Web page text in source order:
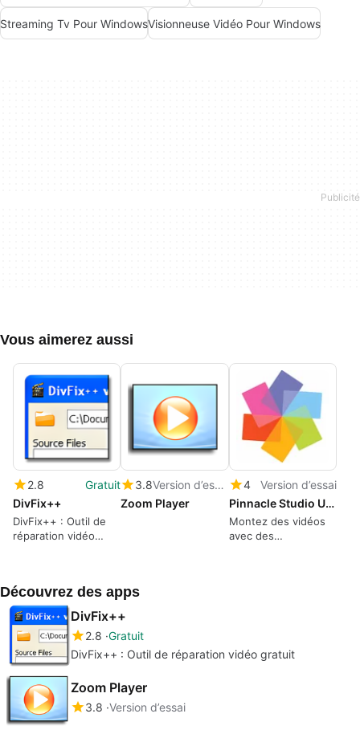
Streaming Tv Pour WindowsVisionneuse Vidéo Pour Windows
Vous aimerez aussi
2.8
Gratuit
DivFix++
DivFix++ : Outil de
réparation vidéo
3.8
Version d’essai
Zoom Player
4
Version d’essai
Pinnacle Studio Ultimate
Montez des vidéos
avec des
Découvrez des apps
DivFix++
2.8 Gratuit
DivFix++ : Outil de réparation vidéo gratuit
Zoom Player
3.8 Version d’essai